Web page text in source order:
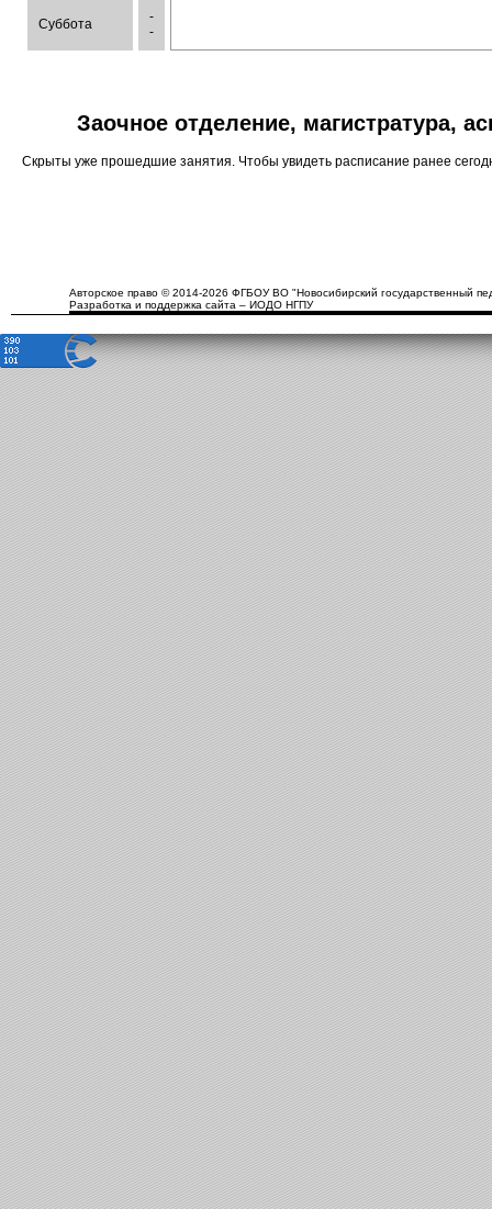
Суббота
-
-
Заочное отделение, магистратура,
Скрыты уже прошедшие занятия. Чтобы увидеть расписание ранее
Авторское право © 2014-2026 ФГБОУ ВО "Новосибирский государственный
Разработка и поддержка сайта – ИОДО НГПУ